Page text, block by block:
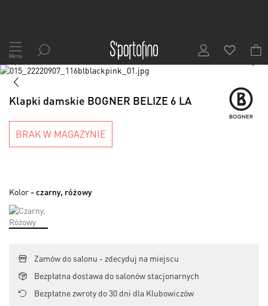
Przejdź
do
treści
Menu
Skip
end
images
gallery
1/7
Skip
the
images
Klapki damskie BOGNER BELIZE 6 LA
BRAK W MAGAZYNIE
Kolor - czarny, różowy
Zamów do salonu - zdecyduj na miejscu
Bezpłatna dostawa do salonów stacjonarnych
Bezpłatne zwroty do 30 dni dla Klubowiczów